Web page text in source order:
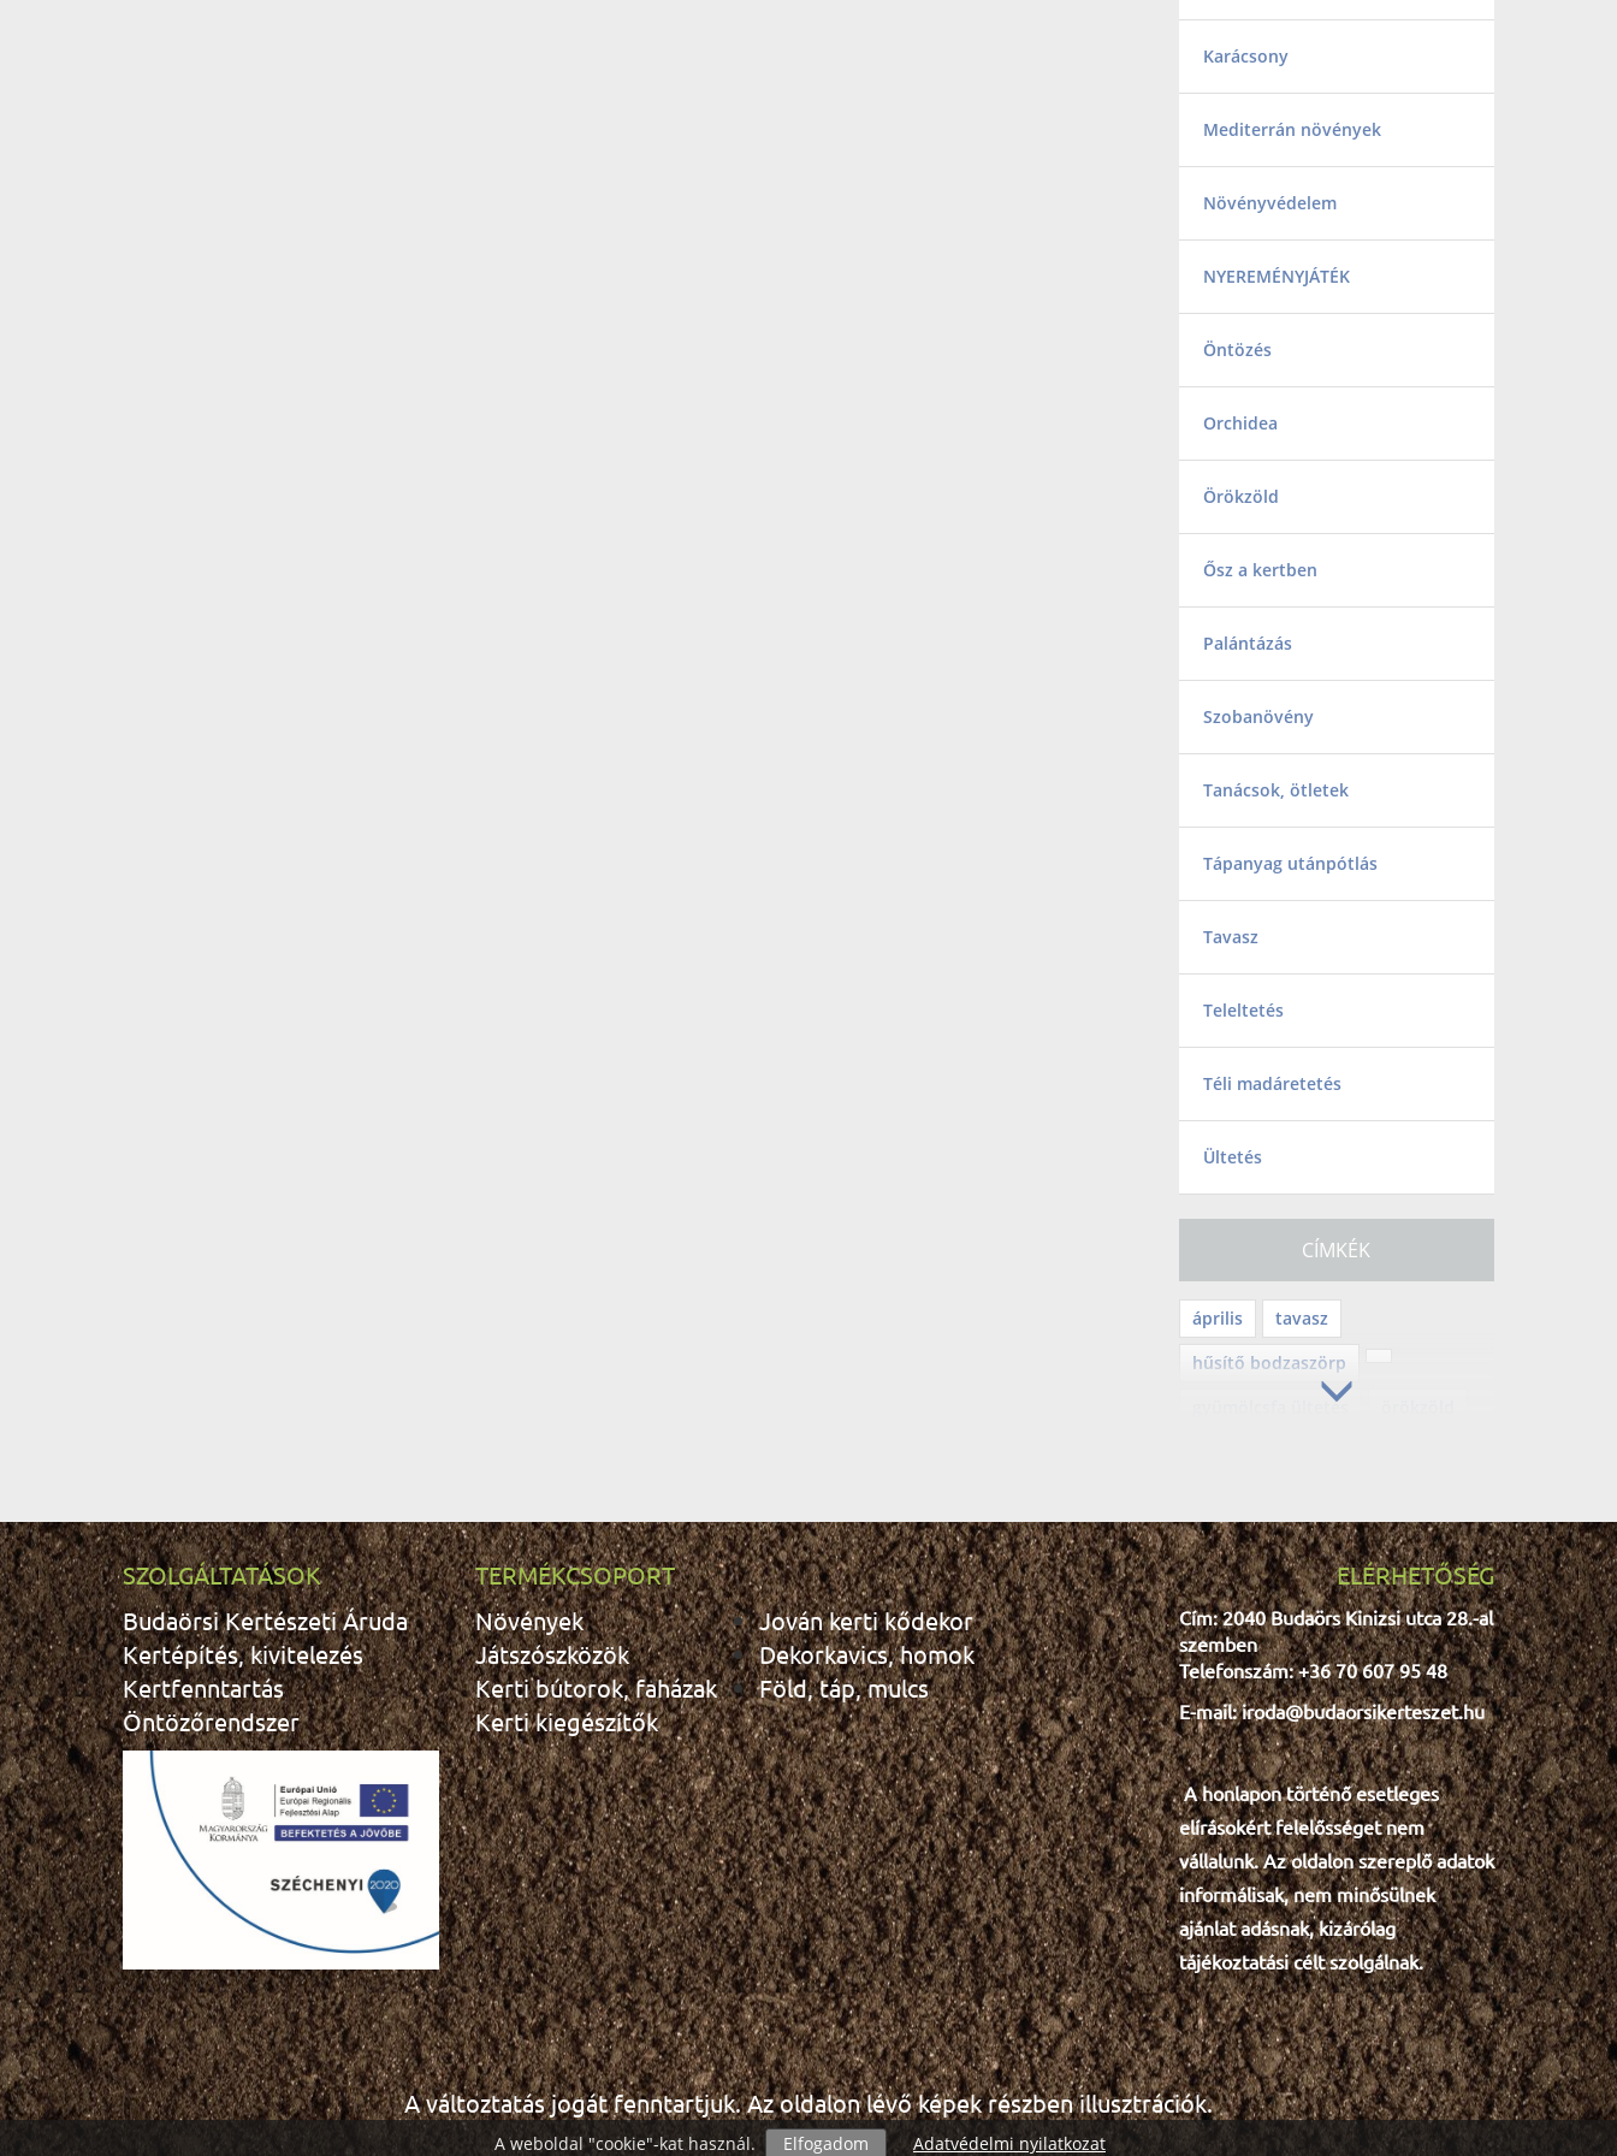
A weboldal "cookie"-kat használ. Elfogadom Adatvédelmi nyilatkozat
Karácsony
Mediterrán növények
Növényvédelem
NYEREMÉNYJÁTÉK
Öntözés
Orchidea
Örökzöld
Ősz a kertben
Palántázás
Szobanövény
Tanácsok, ötletek
Tápanyag utánpótlás
Tavasz
Teleltetés
Téli madáretetés
Ültetés
CÍMKÉK
április
tavasz
hűsítő bodzaszörp
gyümölcsfa ültetés
befőzés
lekvár
mediterrán
teleltetés
halloween
tök faragás
Minden egynyárira 30%
Leanderekre 20%
faapríték
grincsfa
karácsony
gyökeres fenyőfa
szimbólum
ősz
halottak napja
Mindenszentek
gyep
díszkavics
permetezés
tél
virághagyma
gyümölcsfa
virágvásár
krizantém
fűszernövény
gyógynövény
pozsgás
kaktusz
akció
SZOLGÁLTATÁSOK
Budaörsi Kertészeti Áruda
Kertépítés, kivitelezés
Kertfenntartás
Öntözőrendszer
TERMÉKCSOPORT
Növények
Jován kerti kődekor
Játszószközök
Dekorkavics, homok
Kerti bútorok, faházak
Föld, táp, mulcs
Kerti kiegészítők
ELÉRHETŐSÉG
Cím: 2040 Budaörs Kinizsi utca 28.-al
szemben
Telefonszám: +36 70 607 95 48
E-mail: iroda@budaorsikerteszet.hu
A honlapon történő esetleges
elírásokért felelősséget nem
vállalunk. Az oldalon szereplő adatok
informálisak, nem minősülnek
ajánlat adásnak, kizárólag
tájékoztatási célt szolgálnak.
A változtatás jogát fenntartjuk. Az oldalon lévő képek részben illusztrációk.